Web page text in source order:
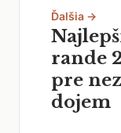
Ďalšia →
rande
pre
dojem